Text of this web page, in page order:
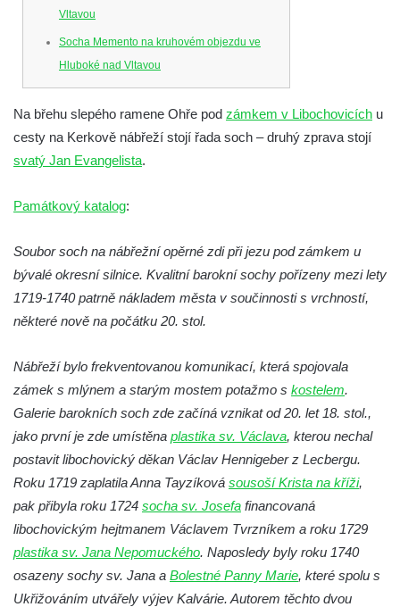
Vltavou
Socha Memento na kruhovém objezdu ve
Hluboké nad Vltavou
Socha Chalikotérium v ZOO Hluboká
Socha Smilodon v ZOO Hluboká
Socha Veledaněk v ZOO Hluboká
Socha Plejtvák obrovský v ZOO Hluboká
Socha Mamutí lebka v ZOO Hluboká
Socha Orel v ZOO Hluboká
Socha Přátelství v ZOO Hluboká
Socha Matka příroda v ZOO Hluboká
Socha Kudlanka v ZOO Hluboká
Socha Vlčice s mládětem v ZOO Hluboká
Socha Rys číhající na srnu v ZOO Hluboká
Socha Orlice v ZOO Hluboká
Socha Tygr v ZOO Hluboká
Na břehu slepého ramene Ohře pod zámkem v Libochovicích u
cesty na Kerkově nábřeží stojí řada soch – druhý zprava stojí
svatý Jan Evangelista.
Památkový katalog:
Soubor soch na nábřežní opěrné zdi při jezu pod zámkem u
bývalé okresní silnice. Kvalitní barokní sochy pořízeny mezi lety
1719-1740 patrně nákladem města v součinnosti s vrchností,
některé nově na počátku 20. stol.
Nábřeží bylo frekventovanou komunikací, která spojovala
zámek s mlýnem a starým mostem potažmo s kostelem.
Galerie barokních soch zde začíná vznikat od 20. let 18. stol.,
jako první je zde umístěna plastika sv. Václava, kterou nechal
postavit libochovický děkan Václav Hennigeber z Lecbergu.
Roku 1719 zaplatila Anna Tayzíková sousoší Krista na kříži,
pak přibyla roku 1724 socha sv. Josefa financovaná
libochovickým hejtmanem Václavem Tvrzníkem a roku 1729
plastika sv. Jana Nepomuckého. Naposledy byly roku 1740
osazeny sochy sv. Jana a Bolestné Panny Marie, které spolu s
Ukřižováním utvářely výjev Kalvárie. Autorem těchto dvou